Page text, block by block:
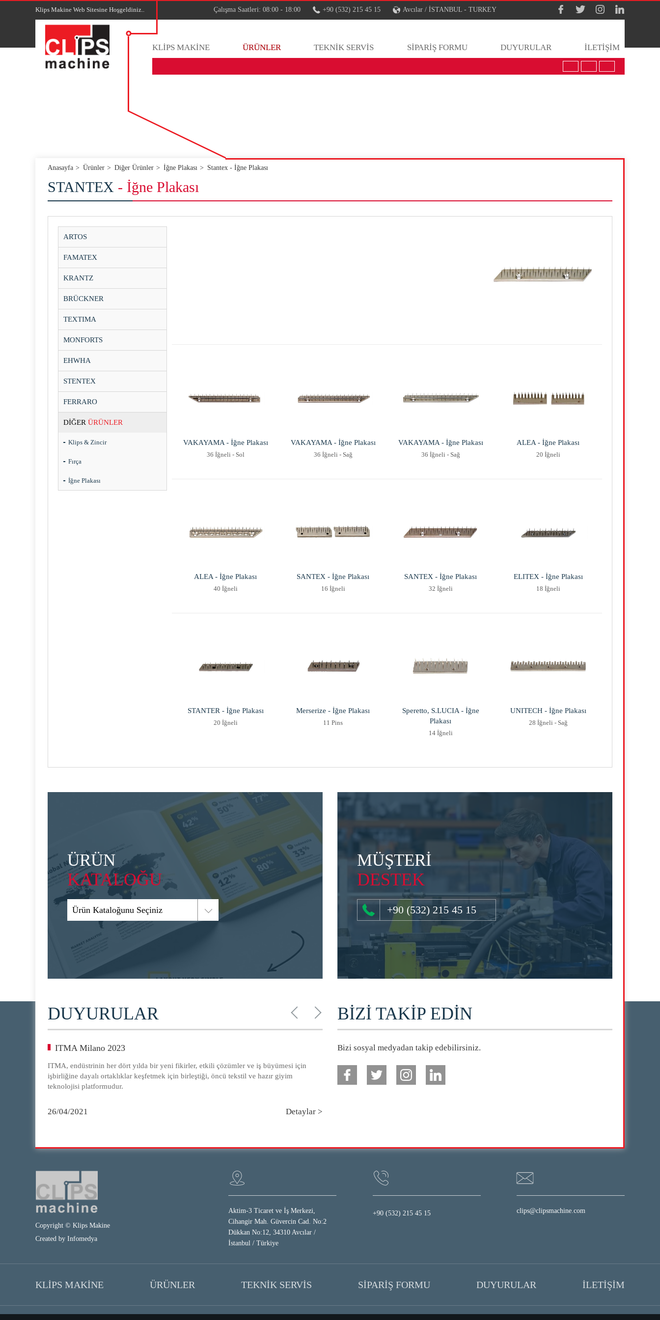
Klips Makine Web Sitesine Hoşgeldiniz.. Çalışma Saatleri: 08:00 - 18:00 +90 (532) 215 45 15 Avcılar / İSTANBUL - TURKEY
KLİPS MAKİNE ÜRÜNLER TEKNİK SERVİS SİPARİŞ FORMU DUYURULAR İLETİŞİM
Anasayfa Ürünler Diğer Ürünler İğne Plakası Stantex - İğne Plakası
STANTEX - İğne Plakası
ARTOS
FAMATEX
KRANTZ
BRÜCKNER
TEXTIMA
MONFORTS
EHWHA
STENTEX
FERRARO
DİĞER ÜRÜNLER
Klips & Zincir
Fırça
İğne Plakası
VAKAYAMA - İğne Plakası
36 İğneli - Sol
VAKAYAMA - İğne Plakası
36 İğneli - Sağ
VAKAYAMA - İğne Plakası
36 İğneli - Sağ
ALEA - İğne Plakası
20 İğneli
ALEA - İğne Plakası
40 İğneli
SANTEX - İğne Plakası
16 İğneli
SANTEX - İğne Plakası
32 İğneli
ELITEX - İğne Plakası
18 İğneli
STANTER - İğne Plakası
20 İğneli
Merserize - İğne Plakası
11 Pins
Speretto, S.LUCIA - İğne
Plakası
14 İğneli
UNITECH - İğne Plakası
28 İğneli - Sağ
ÜRÜN
KATALOĞU
Ürün Kataloğunu Seçiniz
MÜŞTERİ
DESTEK
+90 (532) 215 45 15
DUYURULAR
ITMA Milano 2023
ITMA, endüstrinin her dört yılda bir yeni fikirler, etkili çözümler ve iş büyümesi için
işbirliğine dayalı ortaklıklar keşfetmek için birleştiği, öncü tekstil ve hazır giyim
teknolojisi platformudur.
26/04/2021 Detaylar >
BİZİ TAKİP EDİN
Bizi sosyal medyadan takip edebilirsiniz.
Copyright © Klips Makine
Created by Infomedya
Aktim-3 Ticaret ve İş Merkezi,
Cihangir Mah. Güvercin Cad. No:2
Dükkan No:12, 34310 Avcılar /
İstanbul / Türkiye
+90 (532) 215 45 15 clips@clipsmachine.com
KLİPS MAKİNE ÜRÜNLER TEKNİK SERVİS SİPARİŞ FORMU DUYURULAR İLETİŞİM